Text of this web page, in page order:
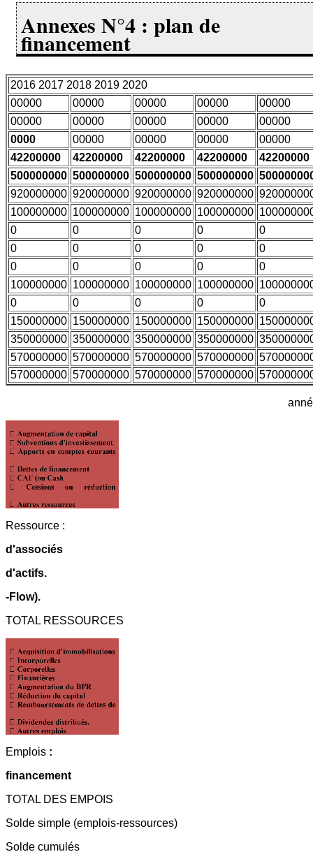
Annexes N°4 : plan de
financement
2016 2017 2018 2019 2020
00000
00000 00000 00000
00000
00000
00000 00000 00000
00000
0000
00000 00000 00000
00000
42200000
42200000 42200000 42200000
42200000
500000000 500000000 500000000 500000000
920000000 920000000 920000000 920000000
100000000 100000000 100000000 100000000
0
0 0 0
0
0
0 0 0
0
0
0 0 0
0
100000000 100000000 100000000 100000000
0
0 0 0
0
150000000 150000000 150000000 150000000
350000000 350000000 350000000 350000000
570000000 570000000 570000000 570000000
570000000 570000000 570000000 570000000
Ressource :
d'associés
d'actifs.
-Flow).
TOTAL RESSOURCES
Emplois :
financement
TOTAL DES EMPOIS
Solde simple (emplois-ressources)
Solde cumulés